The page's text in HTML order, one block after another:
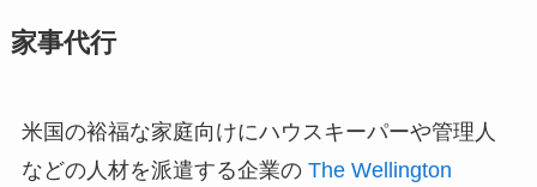
家事代行
米国の裕福な家庭向けにハウスキーパーや管理人
などの人材を派遣する企業の The Wellington